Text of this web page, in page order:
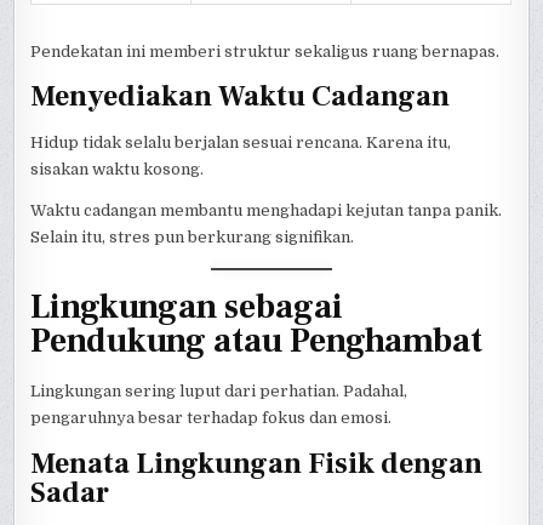
Pendekatan ini memberi struktur sekaligus ruang bernapas.
Menyediakan Waktu Cadangan
Hidup tidak selalu berjalan sesuai rencana. Karena itu,
sisakan waktu kosong.
Waktu cadangan membantu menghadapi kejutan tanpa panik.
Selain itu, stres pun berkurang signifikan.
Lingkungan sebagai
Pendukung atau Penghambat
Lingkungan sering luput dari perhatian. Padahal,
pengaruhnya besar terhadap fokus dan emosi.
Menata Lingkungan Fisik dengan
Sadar